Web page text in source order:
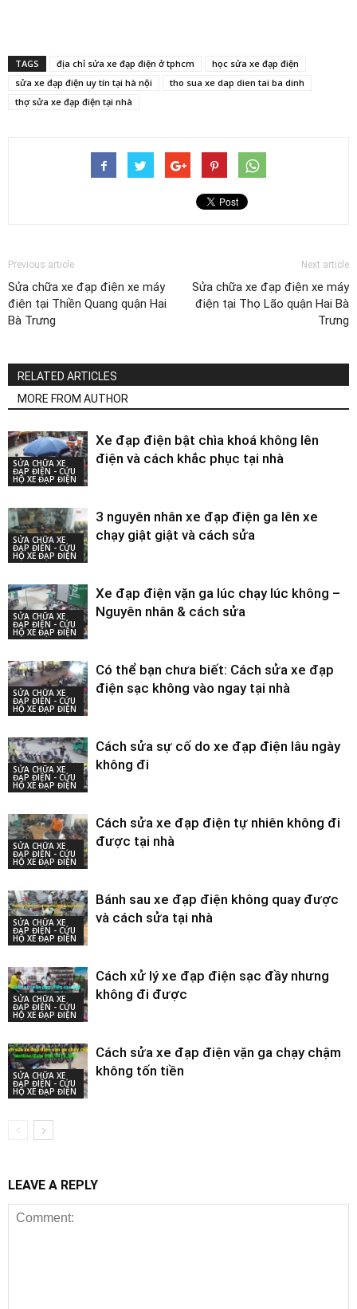
TAGS địa chỉ sửa xe đạp điện ở tphcm
học sửa xe đạp điện
sửa xe đạp điện uy tín tại hà nội
tho sua xe dap dien tai ba dinh
thợ sửa xe đạp điện tại nhà
Previous article
Sửa chữa xe đạp điện xe máy
điện tại Thiền Quang quận Hai
Bà Trưng
Next article
Sửa chữa xe đạp điện xe máy
điện tại Thọ Lão quận Hai Bà
Trưng
RELATED ARTICLES
MORE FROM AUTHOR
SỬA CHỮA XE
ĐẠP ĐIỆN - CỨU
HỘ XE ĐẠP ĐIỆN
Xe đạp điện bật chìa khoá không lên
điện và cách khắc phục tại nhà
SỬA CHỮA XE
ĐẠP ĐIỆN - CỨU
HỘ XE ĐẠP ĐIỆN
3 nguyên nhân xe đạp điện ga lên xe
chạy giật giật và cách sửa
SỬA CHỮA XE
ĐẠP ĐIỆN - CỨU
HỘ XE ĐẠP ĐIỆN
Xe đạp điện vặn ga lúc chạy lúc không –
Nguyên nhân & cách sửa
SỬA CHỮA XE
ĐẠP ĐIỆN - CỨU
HỘ XE ĐẠP ĐIỆN
Có thể bạn chưa biết: Cách sửa xe đạp
điện sạc không vào ngay tại nhà
SỬA CHỮA XE
ĐẠP ĐIỆN - CỨU
HỘ XE ĐẠP ĐIỆN
Cách sửa sự cố do xe đạp điện lâu ngày
không đi
SỬA CHỮA XE
ĐẠP ĐIỆN - CỨU
HỘ XE ĐẠP ĐIỆN
Cách sửa xe đạp điện tự nhiên không đi
được tại nhà
SỬA CHỮA XE
ĐẠP ĐIỆN - CỨU
HỘ XE ĐẠP ĐIỆN
Bánh sau xe đạp điện không quay được
và cách sửa tại nhà
SỬA CHỮA XE
ĐẠP ĐIỆN - CỨU
HỘ XE ĐẠP ĐIỆN
Cách xử lý xe đạp điện sạc đầy nhưng
không đi được
SỬA CHỮA XE
ĐẠP ĐIỆN - CỨU
HỘ XE ĐẠP ĐIỆN
Cách sửa xe đạp điện vặn ga chạy chậm
không tốn tiền
LEAVE A REPLY